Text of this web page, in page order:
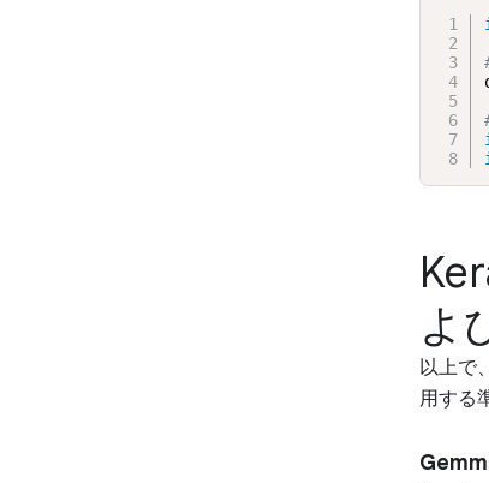
よ
以上で
用する